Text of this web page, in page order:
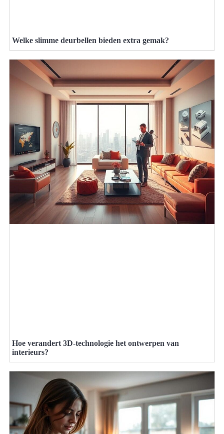
Welke slimme deurbellen bieden extra gemak?
Hoe verandert 3D-technologie het ontwerpen van
interieurs?